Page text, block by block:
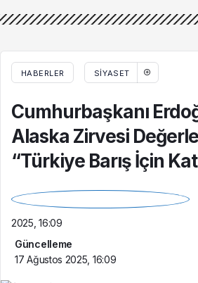
HABERLER SIYASET
Cumhurbaşkanı
Alaska Zirvesi
“Türkiye Barış İçin
2025, 16:09
Güncelleme
17 Ağustos 2025, 16:09